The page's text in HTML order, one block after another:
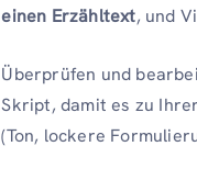
einen Erzähltext, und
Überprüfen und
Skript, damit es zu
(Ton, lockere